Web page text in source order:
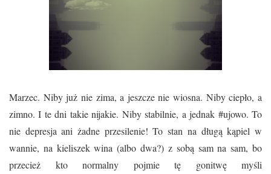
Marzec. Niby już nie zima, a jeszcze nie wiosna. Niby ciepło, a
zimno. I te dni takie nijakie. Niby stabilnie, a jednak #ujowo. To
nie depresja ani żadne przesilenie! To stan na długą kąpiel w
wannie, na kieliszek wina (albo dwa?) z sobą sam na sam, bo
przecież kto normalny pojmie tę gonitwę myśli